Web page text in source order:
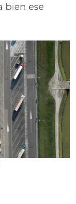
bien ese